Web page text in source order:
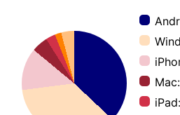
Mac:
iPad: